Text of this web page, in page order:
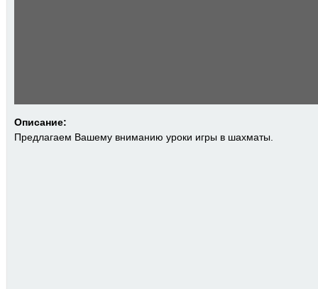
Описание:
Предлагаем Вашему вниманию уроки игры в шахматы.